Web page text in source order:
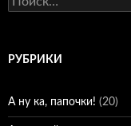
РУБРИКИ
А ну ка, папочки! (20)